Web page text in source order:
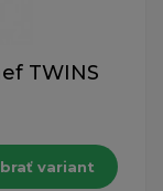
TWINS
variant